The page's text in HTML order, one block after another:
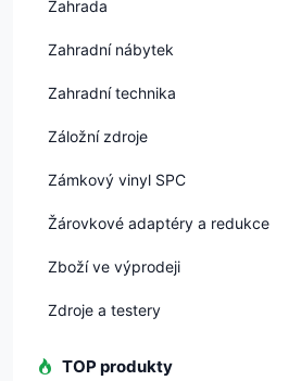
Zahrada
Zahradní nábytek
Zahradní technika
Záložní zdroje
Zámkový vinyl SPC
Žárovkové adaptéry a redukce
Zboží ve výprodeji
Zdroje a testery
TOP produkty